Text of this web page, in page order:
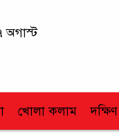
অগাস্ট
খোলা কলাম